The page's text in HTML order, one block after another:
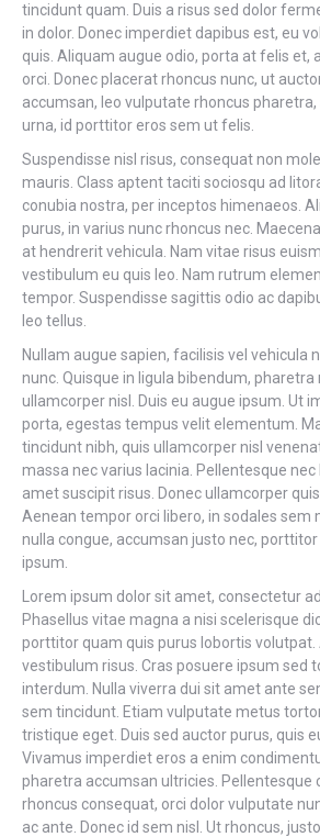
tincidunt quam. Duis a risus sed dolor
in dolor. Donec imperdiet dapibus est, eu
quis. Aliquam augue odio, porta at felis et,
orci. Donec placerat rhoncus nunc, ut
accumsan, leo vulputate rhoncus
urna, id porttitor eros sem ut felis.
Suspendisse nisl risus, consequat non
mauris. Class aptent taciti sociosqu ad
conubia nostra, per inceptos himenaeos.
purus, in varius nunc rhoncus nec.
at hendrerit vehicula. Nam vitae risus
vestibulum eu quis leo. Nam rutrum
tempor. Suspendisse sagittis odio ac
leo tellus.
Nullam augue sapien, facilisis vel vehicula
nunc. Quisque in ligula bibendum,
ullamcorper nisl. Duis eu augue ipsum. Ut
porta, egestas tempus velit elementum.
tincidunt nibh, quis ullamcorper nisl
massa nec varius lacinia. Pellentesque
amet suscipit risus. Donec ullamcorper
Aenean tempor orci libero, in sodales sem
nulla congue, accumsan justo nec,
ipsum.
Lorem ipsum dolor sit amet, consectetur
Phasellus vitae magna a nisi scelerisque
porttitor quam quis purus lobortis volutpat.
vestibulum risus. Cras posuere ipsum sed
interdum. Nulla viverra dui sit amet ante
sem tincidunt. Etiam vulputate metus
tristique eget. Duis sed auctor purus, quis
Vivamus imperdiet eros a enim
pharetra accumsan ultricies. Pellentesque
rhoncus consequat, orci dolor vulputate
ac ante. Donec id sem nisl. Ut rhoncus,